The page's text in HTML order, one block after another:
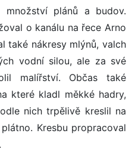
množství plánů a budov.
o kanálu na řece Arno
také nákresy mlýnů, valch
vodní silou, ale za své
malířství. Občas také
které kladl měkké hadry,
nich trpělivě kreslil na
Kresbu propracoval